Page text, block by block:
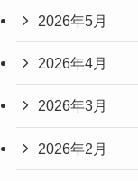
2026年5月
2026年4月
2026年3月
2026年2月